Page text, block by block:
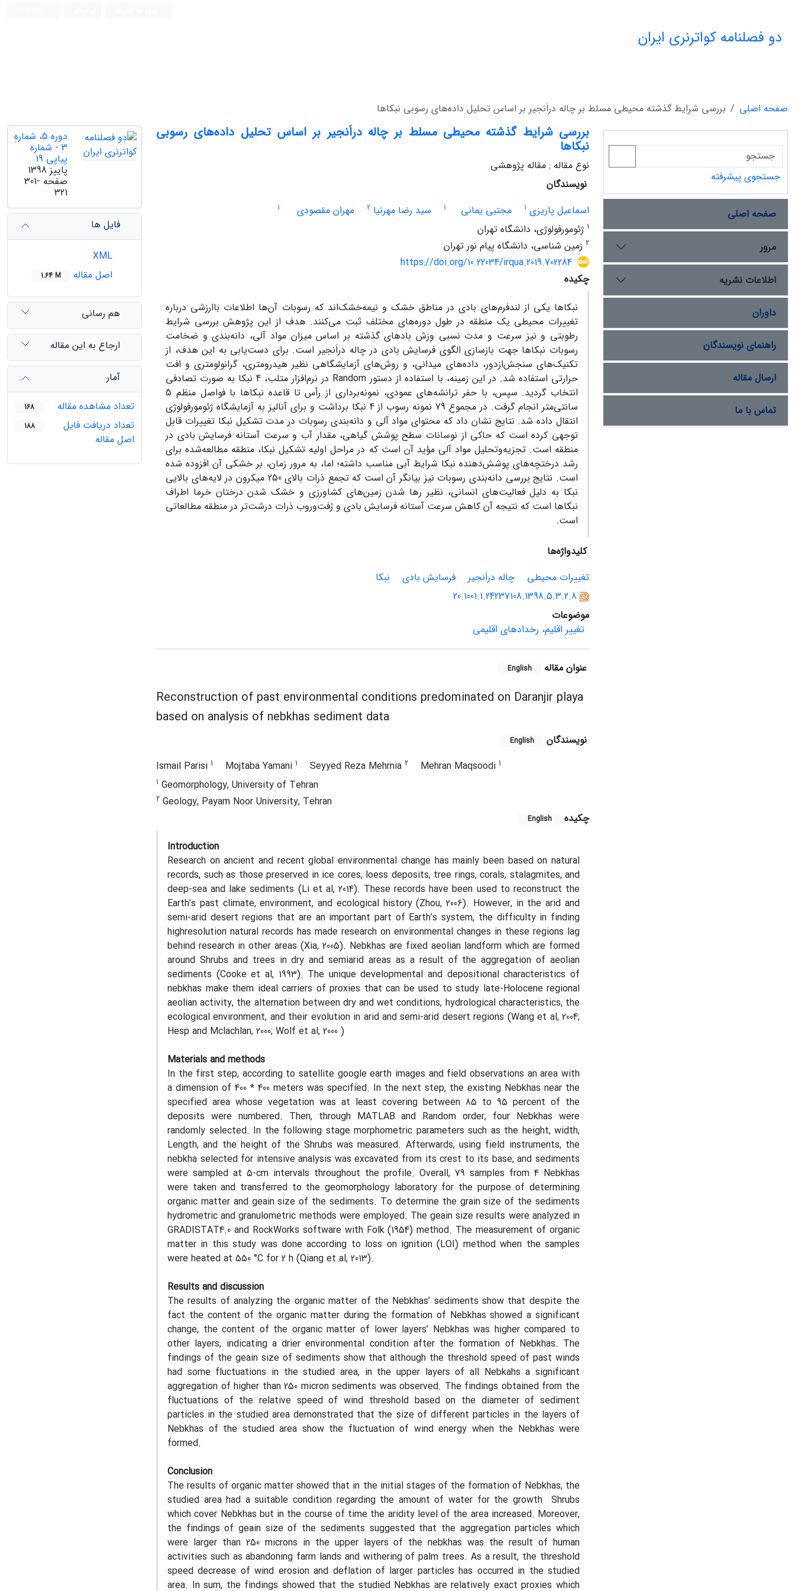
دو فصلنامه کواترنری ایران
صفحه اصلی بررسی شرایط گذشته محیطی مسلط بر چاله دراَنجیر بر اساس تحلیل داده‌های رسوبی نبکاها
بررسی شرایط گذشته محیطی مسلط بر چاله دراَنجیر بر اساس تحلیل داده‌های رسوبی
نبکاها
نوع مقاله : مقاله پژوهشی
نویسندگان
اسماعیل پاریزی 1 مجتبی یمانی 1 سید رضا مهرنیا 2 مهران مقصودی
1
1 ژئومورفولوژی، دانشگاه تهران
2 زمین شناسی، دانشگاه پیام نور تهران
https://doi.org/10.22034/irqua.2019.702284
چکیده
نبکاها یکی از لندفرم‌های بادی در مناطق خشک و نیمه‌خشک‌اند که رسوبات آن‌ها اطلاعات باارزشی درباره
تغییرات محیطی یک منطقه در طول دوره‌های مختلف ثبت می‌کنند. هدف از این پژوهش بررسی شرایط
رطوبتی و نیز سرعت و مدت نسبی وزش بادهای گذشته بر اساس میزان مواد آلی، دانه‌بندی و ضخامت
رسوبات نبکاها جهت بازسازی الگوی فرسایش بادی در چاله دراَنجیر است. برای دست‌یابی به این هدف، از
تکنیک‌های سنجش‌ازدور، داده‌های میدانی، و روش‌های آزمایشگاهی نظیر هیدرومتری، گرانولومتری و افت
حرارتی استفاده شد. در این زمینه، با استفاده از دستور Random
در نرم‌افزار متلب، 4 نبکا به صورت تصادفی
انتخاب گردید. سپس، با حفر ترانشه‌های عمودی، نمونه‌برداری از رأس تا قاعده نبکاها با فواصل منظم 5
سانتی‌متر انجام گرفت. در مجموع 79 نمونه رسوب از 4 نبکا برداشت و برای آنالیز به آزمایشگاه ژئومورفولوژی
انتقال داده شد. نتایج نشان داد که محتوای مواد آلی و دانه‌بندی رسوبات در مدت تشکیل نبکا تغییرات قابل
‌توجهی کرده است که حاکی از نوسانات سطح پوشش گیاهی، مقدار آب و سرعت آستانه فرسایش بادی در
منطقه‌ است. تجزیه‌وتحلیل مواد آلی مؤید آن است که در مراحل اولیه تشکیل نبکا، منطقه مطالعه‌شده برای
رشد درختچه‌های پوشش‌دهنده نبکا شرایط آبی مناسب داشته؛ اما، به مرور زمان، بر خشکی آن افزوده شده
است. نتایج بررسی دانه‌بندی رسوبات نیز بیانگر آن است که تجمع ذرات بالای 250 میکرون در لایه‌های بالایی
نبکا به دلیل فعالیت‌های انسانی‌، نظیر رها شدن زمین‌های کشاورزی و خشک شدن درختان خرما اطراف
نبکاها است که نتیجه آن کاهش سرعت آستانه فرسایش بادی و ‌رُفت‌وروب ذرات درشت‌تر در منطقه مطالعاتی
است.
کلیدواژه‌ها
تغییرات محیطی
چاله دراَنجیر فرسایش بادی
نبکا
20.1001.1.24237108.1398.5.3.2.8
موضوعات
تغییر اقلیم، رخدادهای اقلیمی
عنوان مقاله English
Reconstruction of past environmental conditions predominated on Daranjir playa
based on analysis of nebkhas sediment data
نویسندگان English
Ismail Parisi 1 Mojtaba Yamani 1 Seyyed Reza Mehrnia 2 Mehran Maqsoodi 1
1 Geomorphology, University of Tehran
2 Geology, Payam Noor University, Tehran
چکیده
English
Introduction
Research on ancient and recent global environmental change has mainly been based on natural
records, such as those preserved in ice cores, loess deposits, tree rings, corals, stalagmites, and
deep-sea and lake sediments (Li et al, 2014). These records have been used to reconstruct the
Earth’s past climate, environment, and ecological history (Zhou, 2006). However, in the arid and
semi-arid desert regions that are an important part of Earth’s system, the difficulty in finding
highresolution natural records has made research on environmental changes in these regions lag
behind research in other areas (Xia, 2005). Nebkhas are fixed aeolian landform which are formed
around Shrubs and trees in dry and semiarid areas as a result of the aggregation of aeolian
sediments (Cooke et al, 1993). The unique developmental and depositional characteristics of
nebkhas make them ideal carriers of proxies that can be used to study late-Holocene regional
aeolian activity, the alternation between dry and wet conditions, hydrological characteristics, the
ecological environment, and their evolution in arid and semi-arid desert regions (Wang et al, 2004;
Hesp and Mclachlan, 2000; Wolf et al, 2000 )
Materials and methods
In the first step, according to satellite google earth images and field observations an area with
a dimension of 400 * 400 meters was specified. In the next step, the existing Nebkhas near the
specified area whose vegetation was at least covering between 85 to 95 percent of the
deposits were numbered. Then, through MATLAB and Random order, four Nebkhas were
randomly selected. In the following stage morphometric parameters such as the height, width,
Length, and the height of the Shrubs was measured. Afterwards, using field instruments, the
nebkha selected for intensive analysis was excavated from its crest to its base, and sediments
were sampled at 5-cm intervals throughout the profile. Overall, 79 samples from 4 Nebkhas
were taken and transferred to the geomorphology laboratory for the purpose of determining
organic matter and geain size of the sediments. To determine the grain size of the sediments
hydrometric and granulometric methods were employed. The geain size results were analyzed in
GRADISTAT4.0 and RockWorks software with Folk (1954) method. The measurement of organic
matter in this study was done according to loss on ignition (LOI) method when the samples
were heated at 550 °C for 2 h (Qiang et al, 2013).
Results and discussion
The results of analyzing the organic matter of the Nebkhas’ sediments show that despite the
fact the content of the organic matter during the formation of Nebkhas showed a significant
change, the content of the organic matter of lower layers’ Nebkhas was higher compared to
other layers, indicating a drier environmental condition after the formation of Nebkhas. The
findings of the geain size of sediments show that although the threshold speed of past winds
had some fluctuations in the studied area, in the upper layers of all Nebkahs a significant
aggregation of higher than 250 micron sediments was observed. The findings obtained from the
fluctuations of the relative speed of wind threshold based on the diameter of sediment
particles in the studied area demonstrated that the size of different particles in the layers of
Nebkhas of the studied area show the fluctuation of wind energy when the Nebkhas were
formed.
Conclusion
The results of organic matter showed that in the initial stages of the formation of Nebkhas, the
studied area had a suitable condition regarding the amount of water for the growth Shrubs
which cover Nebkhas but in the course of time the aridity level of the area increased. Moreover,
the findings of geain size of the sediments suggested that the aggregation particles which
were larger than 250 microns in the upper layers of the nebkhas was the result of human
activities such as abandoning farm lands and withering of palm trees. As a result, the threshold
speed decrease of wind erosion and deflation of larger particles has occurred in the studied
area. In sum, the findings showed that the studied Nebkhas are relatively exact proxies which
دوره 5، شماره
3 - شماره
پیاپی 19
پاییز 1398
صفحه 301-
321
فایل ها
اصل مقاله
1.64 M
هم رسانی
ارجاع به این مقاله
آمار
تعداد مشاهده مقاله
168
تعداد دریافت فایل
اصل مقاله
188
جستجوی پیشرفته
صفحه اصلی
مرور
اطلاعات نشریه
داوران
راهنمای نویسندگان
ارسال مقاله
تماس با ما